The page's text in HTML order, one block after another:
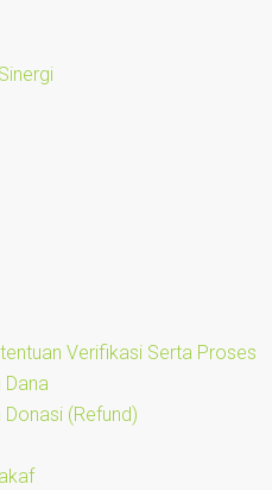
Verifikasi Serta Proses
(Refund)